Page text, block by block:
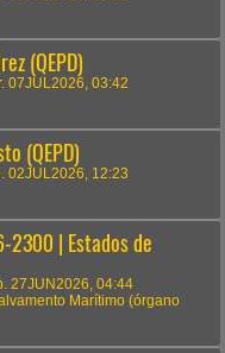
(QEPD)
07JUL2026, 03:42
(QEPD)
02JUL2026, 12:23
2300 | Estados de
27JUN2026, 04:44
Marítimo (órgano